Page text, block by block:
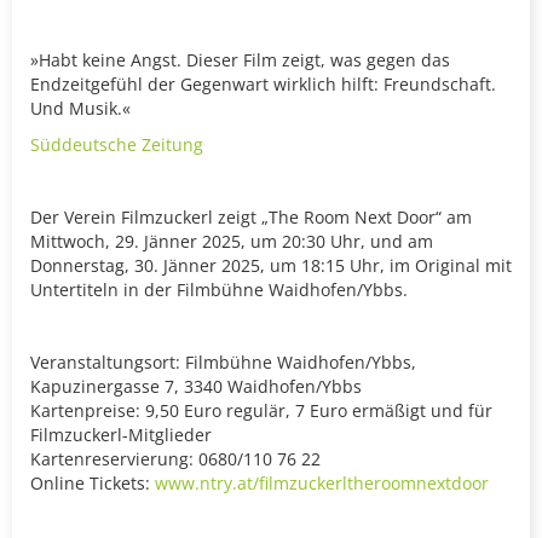
»Habt keine Angst. Dieser Film zeigt, was gegen das
Endzeitgefühl der Gegenwart wirklich hilft: Freundschaft.
Und Musik.«
Süddeutsche Zeitung
Der Verein Filmzuckerl zeigt „The Room Next Door“ am
Mittwoch, 29. Jänner 2025, um 20:30 Uhr, und am
Donnerstag, 30. Jänner 2025, um 18:15 Uhr, im Original mit
Untertiteln in der Filmbühne Waidhofen/Ybbs.
Veranstaltungsort: Filmbühne Waidhofen/Ybbs,
Kapuzinergasse 7, 3340 Waidhofen/Ybbs
Kartenpreise: 9,50 Euro regulär, 7 Euro ermäßigt und für
Filmzuckerl-Mitglieder
Kartenreservierung: 0680/110 76 22
Online Tickets: www.ntry.at/filmzuckerltheroomnextdoor